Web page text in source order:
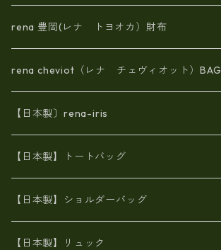
rena 豊岡(レナ トヨオカ）財布
rena cheviot（レナ チェヴィオット）BAG
【日本製〕rena-iris
エナメル（パテント）レザー
牛革製品トート・ショルダー
牛革製品リュック
【日本製】トートバッグ
火山灰染めバッグ
8号帆布
ヌメ革バッグ
【日本製】ショルダーバッグ
漂流ロープバッグ
【日本製】リュック